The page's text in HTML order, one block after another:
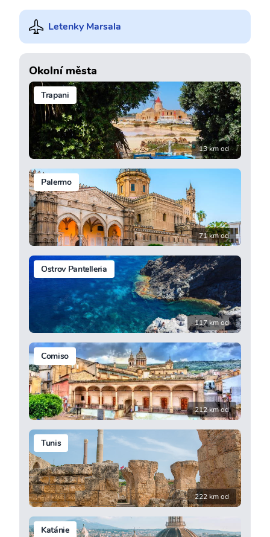
Letenky Marsala
Okolní města
Trapani
13 km od
Palermo
71 km od
Ostrov Pantelleria
117 km od
Comiso
212 km od
Tunis
222 km od
Katánie